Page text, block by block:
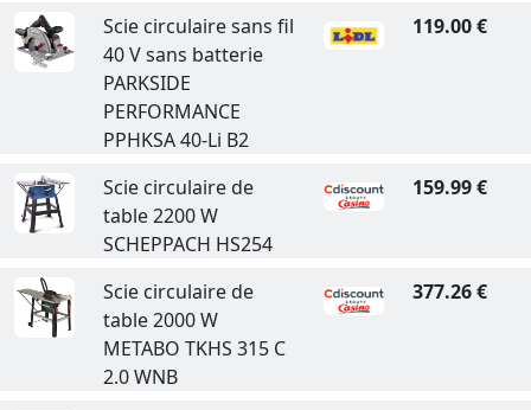
Scie circulaire sans fil
40 V sans batterie
PARKSIDE
PERFORMANCE
PPHKSA 40-Li B2
119.00 €
Scie circulaire de
table 2200 W
SCHEPPACH HS254
159.99 €
Scie circulaire de
table 2000 W
METABO TKHS 315 C
2.0 WNB
377.26 €